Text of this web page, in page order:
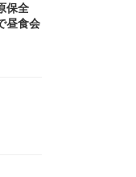
保全
昼食会